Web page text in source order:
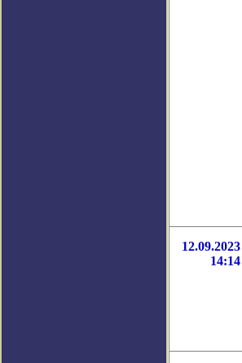
12.09.2023
14:14